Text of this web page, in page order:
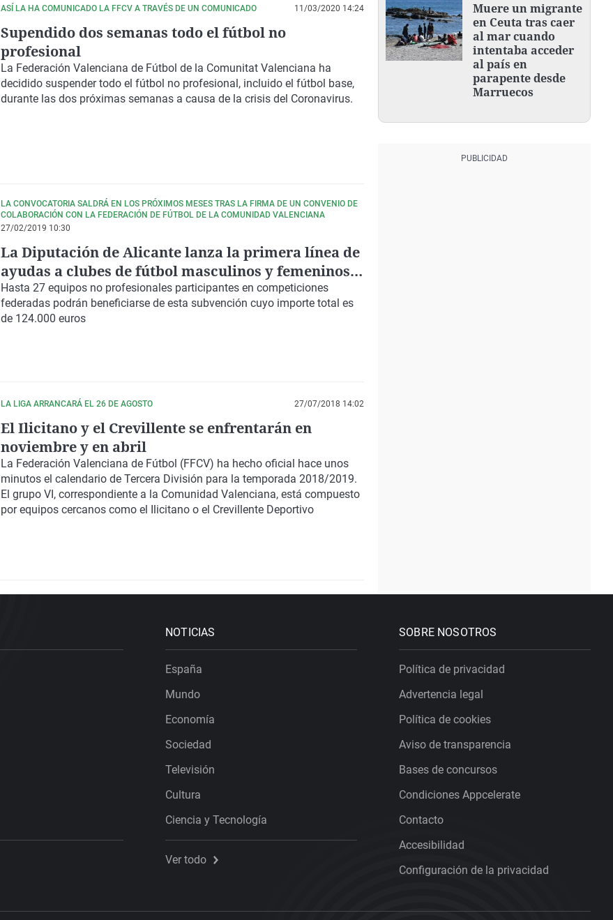
ASÍ LA HA COMUNICADO LA FFCV A TRAVÉS DE UN COMUNICADO 11/03/2020 14:24
Supendido dos semanas todo el fútbol no
profesional
La Federación Valenciana de Fútbol de la Comunitat Valenciana ha
decidido suspender todo el fútbol no profesional, incluido el fútbol base,
durante las dos próximas semanas a causa de la crisis del Coronavirus.
LA CONVOCATORIA SALDRÁ EN LOS PRÓXIMOS MESES TRAS LA FIRMA DE UN CONVENIO DE
COLABORACIÓN CON LA FEDERACIÓN DE FÚTBOL DE LA COMUNIDAD VALENCIANA
27/02/2019 10:30
La Diputación de Alicante lanza la primera línea de
ayudas a clubes de fútbol masculinos y femeninos
de la provincia
Hasta 27 equipos no profesionales participantes en competiciones
federadas podrán beneficiarse de esta subvención cuyo importe total es
de 124.000 euros
LA LIGA ARRANCARÁ EL 26 DE AGOSTO 27/07/2018 14:02
El Ilicitano y el Crevillente se enfrentarán en
noviembre y en abril
La Federación Valenciana de Fútbol (FFCV) ha hecho oficial hace unos
minutos el calendario de Tercera División para la temporada 2018/2019.
El grupo VI , correspondiente a la Comunidad Valenciana, está compuesto
por equipos cercanos como el Ilicitano o el Crevillente Deportivo
Muere un migrante
en Ceuta tras caer
al mar cuando
intentaba acceder
al país en
parapente desde
Marruecos
NOTICIAS
España
Mundo
Economía
Sociedad
Televisión
Cultura
Ciencia y Tecnología
Ver todo
SOBRE NOSOTROS
Política de privacidad
Advertencia legal
Política de cookies
Aviso de transparencia
Bases de concursos
Condiciones Appcelerate
Contacto
Accesibilidad
Configuración de la privacidad